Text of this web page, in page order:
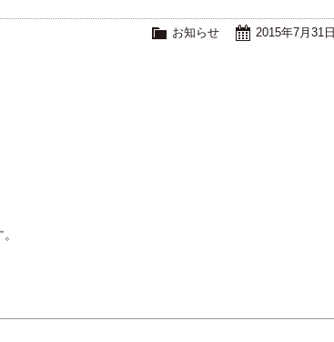
2015年7月31日
お知らせ